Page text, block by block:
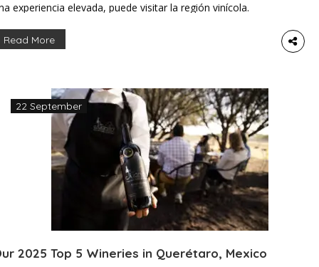
experiencia elevada, puede visitar la región vinícola.
de México y cuenta con un clima y una altitud ideales
Read More
22 September
2025 Top 5 Wineries in Querétaro, Mexico